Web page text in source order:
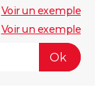
Voir un exemple
Voir un exemple